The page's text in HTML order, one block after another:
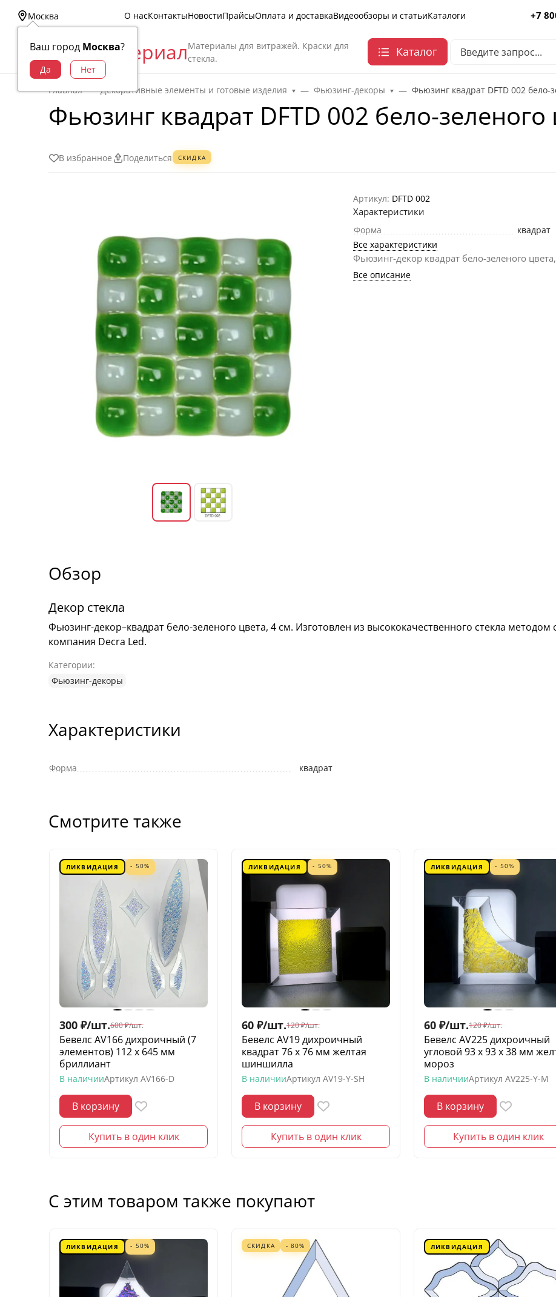
Москва
Ваш город Москва?
О насКонтактыНовостиПрайсыОплата и доставкаВидеообзоры и статьиКаталоги +7
Витраж МатериалМатериалы для витражей. Краски для
стекла.
Каталог
Главная Декоративные элементы и готовые изделия Фьюзинг-декоры Фьюзинг квадрат DFTD 002 бело-
Фьюзинг квадрат DFTD 002 бело-зеленого
В избранное Поделиться СКИДКА
Артикул: DFTD 002
Характеристики
Форма
квадрат
Все характеристики
Фьюзинг-декор квадрат бело-зеленого
Все описание
Обзор
Декор стекла
Фьюзинг-декор–квадрат бело-зеленого цвета, 4 см. Изготовлен из высококачественного стекла
компания Decra Led.
Категории:
Фьюзинг-декоры
Характеристики
Форма квадрат
Смотрите также
ЛИКВИДАЦИЯ - 50%
300 ₽/шт.600 ₽/шт.
Бевелс AV166 дихроичный (7
элементов) 112 х 645 мм
бриллиант
В наличииАртикул AV166-D
В корзину
Купить в один клик
ЛИКВИДАЦИЯ - 50%
60 ₽/шт.120 ₽/шт.
Бевелс AV19 дихроичный
квадрат 76 х 76 мм желтая
шиншилла
В наличииАртикул AV19-Y-SH
В корзину
Купить в один клик
ЛИКВИДАЦИЯ - 50%
60 ₽/шт.120 ₽/шт.
Бевелс AV225 дихроичный
угловой 93 х 93 х 38 мм
мороз
В наличииАртикул AV225-Y-M
В корзину
Купить в один клик
С этим товаром также покупают
ЛИКВИДАЦИЯ - 50% СКИДКА - 80% ЛИКВИДАЦИЯ